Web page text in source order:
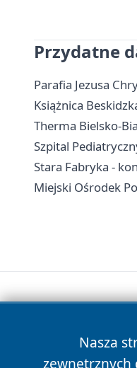
Przydatne
Parafia Jezusa
Książnica
Therma Bielsko-
Szpital
Stara Fabryka -
Miejski Ośrodek
Nasza
zewnętrznych